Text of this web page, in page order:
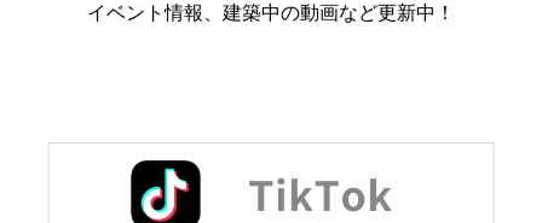
イベント情報、建築中の動画など更新中！